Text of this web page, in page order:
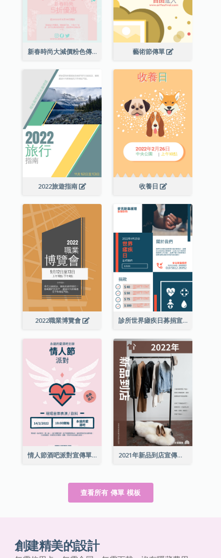
新春時尚大減價粉色傳單 藝術節傳單
2022旅遊指南 收養日
2022職業博覽會 診所世界瘧疾日募捐宣傳單張
情人節酒吧派對宣傳單張 2021年新品到店宣傳單張
查看所有 傳單 模板
創建精美的設計